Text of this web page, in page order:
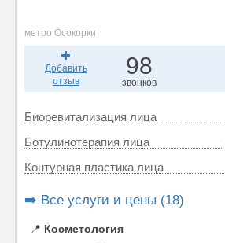
метро Осокорки
Добавить
отзыв
98
звонков
Биоревитализация лица
Ботулинотерапия лица
Контурная пластика лица
➡️ Все услуги и цены (18)
📍 Косметология